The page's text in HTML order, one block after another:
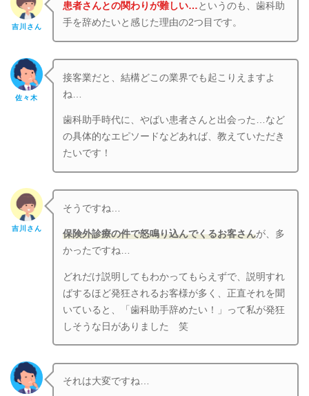
吉川さん
患者さんとの関わりが難しい… というのも、歯科助
手を辞めたいと感じた理由の2つ目です。
佐々木
接客業だと、結構どこの業界でも起こりえますよ
ね…
歯科助手時代に、やばい患者さんと出会った…など
の具体的なエピソードなどあれば、教えていただき
たいです！
吉川さん
そうですね…
保険外診療の件で怒鳴り込んでくるお客さんが、多
かったですね…
どれだけ説明してもわかってもらえずで、説明すれ
ばするほど発狂されるお客様が多く、正直それを聞
いていると、「歯科助手辞めたい！」って私が発狂
しそうな日がありました 笑
それは大変ですね…